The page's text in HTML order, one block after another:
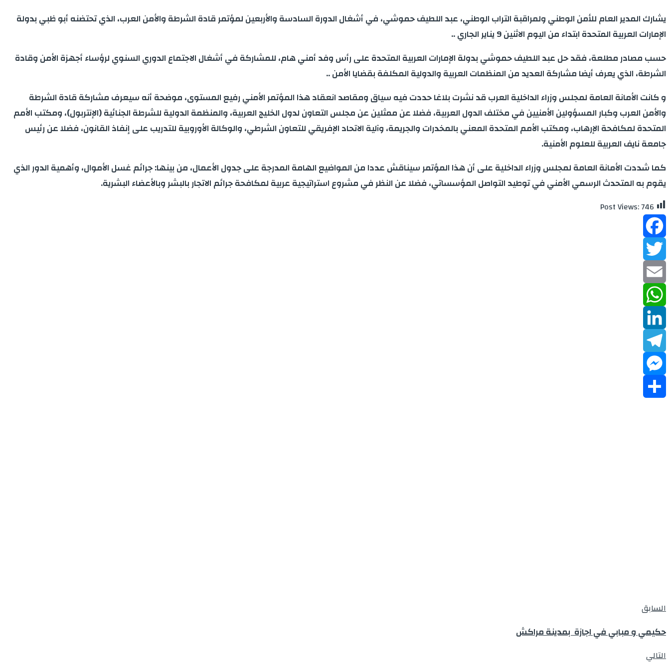
يشارك المدير العام للأمن الوطني ولمراقبة التراب الوطني، عبد اللطيف حموشي، في أشغال الدورة السادسة والأربعين لمؤتمر قادة الشرطة والأمن العرب، الذي تحتضنه أبو ظبي بدولة
الإمارات العربية المتحدة ابتداء من اليوم الاثنين 9 يناير الجاري ..
حسب مصادر مطلعة، فقد حل عبد اللطيف حموشي بدولة الإمارات العربية المتحدة على رأس وفد أمني هام، للمشاركة في أشغال الاجتماع الدوري السنوي لرؤساء أجهزة الأمن وقادة
الشرطة، الذي يعرف أيضا مشاركة العديد من المنظمات العربية والدولية المكلفة بقضايا الأمن ..
و كانت الأمانة العامة لمجلس وزراء الداخلية العرب قد نشرت بلاغا حددت فيه سياق ومقاصد انعقاد هذا المؤتمر الأمني رفيع المستوى، موضحة أنه سيعرف مشاركة قادة الشرطة
والأمن العرب وكبار المسؤولين الأمنيين في مختلف الدول العربية، فضلا عن ممثلين عن مجلس التعاون لدول الخليج العربية، والمنظمة الدولية للشرطة الجنائية (الإنتربول)، ومكتب الأمم
المتحدة لمكافحة الإرهاب، ومكتب الأمم المتحدة المعني بالمخدرات والجريمة، وآلية الاتحاد الإفريقي للتعاون الشرطي، والوكالة الأوروبية للتدريب على إنفاذ القانون، فضلا عن رئيس
جامعة نايف العربية للعلوم الأمنية.
كما شددت الأمانة العامة لمجلس وزراء الداخلية على أن هذا المؤتمر سيناقش عددا من المواضيع الهامة المدرجة على جدول الأعمال، من بينها: جرائم غسل الأموال، وأهمية الدور الذي
يقوم به المتحدث الرسمي الأمني في توطيد التواصل المؤسساتي، فضلا عن النظر في مشروع استراتيجية عربية لمكافحة جرائم الاتجار بالبشر وبالأعضاء البشرية.
Post Views:746
Facebook
Twitter
Email
WhatsApp
LinkedIn
Telegram
Messenger
السابق
حكيمي و مبابي في اجازة بمدينة مراكش
التالي